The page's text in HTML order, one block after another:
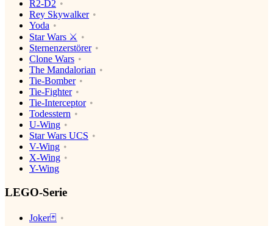
R2-D2
Rey Skywalker
Yoda
Star Wars ⚔️
Sternenzerstörer
Clone Wars
The Mandalorian
Tie-Bomber
Tie-Fighter
Tie-Interceptor
Todesstern
U-Wing
Star Wars UCS
V-Wing
X-Wing
Y-Wing
LEGO-Serie
Joker🃏